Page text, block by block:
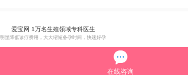
爱宝网 1万名生殖领域专科医生
明显降低诊疗费用，大大缩短备孕时间，快速好孕
在线咨询